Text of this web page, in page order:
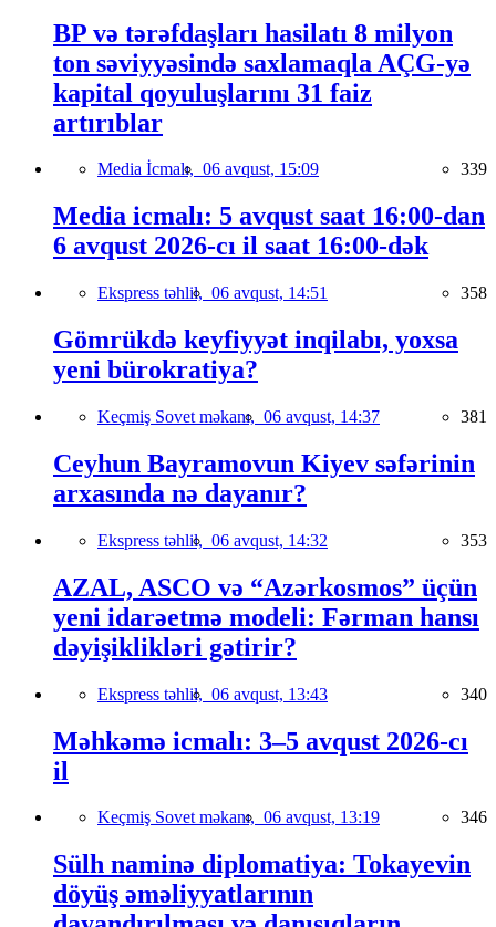
BP və tərəfdaşları hasilatı 8 milyon
ton səviyyəsində saxlamaqla AÇG-yə
kapital qoyuluşlarını 31 faiz
artırıblar
Media İcmalı, 06 avqust, 15:09 339
Media icmalı: 5 avqust saat 16:00-dan
6 avqust 2026-cı il saat 16:00-dək
Ekspress təhlil, 06 avqust, 14:51 358
Gömrükdə keyfiyyət inqilabı, yoxsa
yeni bürokratiya?
Keçmiş Sovet məkanı, 06 avqust, 14:37 381
Ceyhun Bayramovun Kiyev səfərinin
arxasında nə dayanır?
Ekspress təhlil, 06 avqust, 14:32 353
AZAL, ASCO və “Azərkosmos” üçün
yeni idarəetmə modeli: Fərman hansı
dəyişiklikləri gətirir?
Ekspress təhlil, 06 avqust, 13:43 340
Məhkəmə icmalı: 3–5 avqust 2026-cı
il
Keçmiş Sovet məkanı, 06 avqust, 13:19 346
Sülh naminə diplomatiya: Tokayevin
döyüş əməliyyatlarının